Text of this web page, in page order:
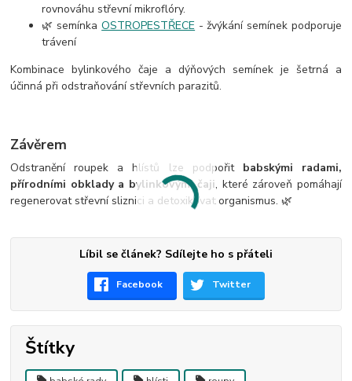
rovnováhu střevní mikroflóry.
🌿 semínkaOSTROPESTŘECE - žvýkání semínek podporuje
trávení
Kombinace bylinkového čaje a dýňových semínek je šetrná a
účinná při odstraňování střevních parazitů.
Závěrem
Odstranění roupek a hlístů lze podpořit babskými radami,
přírodními obklady a bylinkovými čaji, které zároveň pomáhají
regenerovat střevní sliznici a detoxikovat organismus. 🌿
Líbil se článek? Sdílejte ho s přáteli
Facebook Twitter
Štítky